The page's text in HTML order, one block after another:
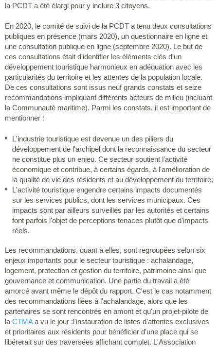
la PCDT a été élargi pour y inclure 3 citoyens.
En 2020, le comité de suivi de la PCDT a tenu deux consultations
publiques en présence (mars 2020), un questionnaire en ligne et
une consultation publique en ligne (septembre 2020). Le but de
ces consultations était d'identifier les éléments clés d'un
développement touristique harmonieux en adéquation avec les
particularités du territoire et les attentes de la population locale.
De ces consultations sont issus neuf grands constats et seize
recommandations impliquant différents acteurs de milieu (incluant
la Communauté maritime). Parmi les constats, il est important de
mentionner :
L'industrie touristique est devenue un des piliers du
développement de l'archipel dont la reconnaissance du secteur
ne constitue plus un enjeu. Ce secteur soutient l'activité
économique et contribue, à certains égards, à l'amélioration de
la qualité de vie des résidents et au développement du territoire;
L'activité touristique engendre certains impacts documentés
sur les services publics, dont les services municipaux. Ces
impacts sont par ailleurs surveillés par les autorités et certains
font parfois l'objet de perceptions tenaces plutôt que d'impacts
réels.
Les recommandations, quant à elles, sont regroupées selon six
enjeux importants pour le secteur touristique : achalandage,
logement, protection et gestion du territoire, patrimoine ainsi que
gouvernance et communication. Une partie du travail a été
amorcé avant même le dépôt du rapport. C'est le cas notamment
des recommandations liées à l'achalandage, alors que les
partenaires se sont rencontrés en amont et qu'un projet-pilote de
la CTMAa vu le jour :l'instauration de listes d'attentes exclusives
et prioritaires aux résidents pour bénéficier d'une place qui se
libérerait sur des traversées affichant complet. L'Association